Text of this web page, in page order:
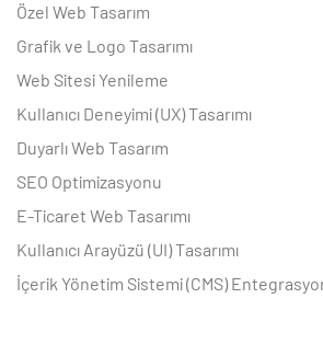
Özel Web Tasarım
Grafik ve Logo Tasarımı
Web Sitesi Yenileme
Kullanıcı Deneyimi (UX) Tasarımı
Duyarlı Web Tasarım
SEO Optimizasyonu
E-Ticaret Web Tasarımı
Kullanıcı Arayüzü (UI) Tasarımı
İçerik Yönetim Sistemi (CMS)